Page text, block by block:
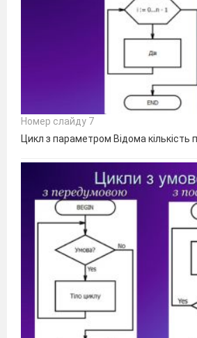
Номер слайду 7
Цикл з параметром Відома кількість